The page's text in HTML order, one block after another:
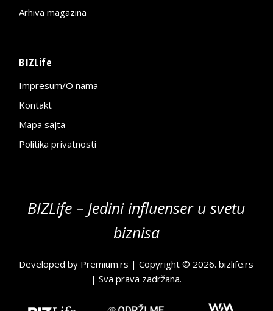
Arhiva magazina
BIZLife
Impresum/O nama
Kontakt
Mapa sajta
Politika privatnosti
BIZLife – Jedini influenser u svetu
biznisa
Developed by Premium.rs | Copyright © 2026.bizlife.rs
| Sva prava zadržana.